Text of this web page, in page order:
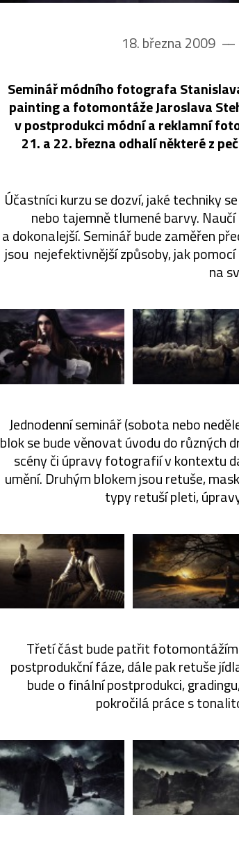
18. března 2009 ––
Seminář módního fotografa
painting a fotomontáže Jaroslava
v postprodukci módní a reklamní
21. a 22. března odhalí některé z
Účastníci kurzu se dozví, jaké techniky
nebo tajemně tlumené barvy.
a dokonalejší. Seminář bude zaměřen
jsou nejefektivnější způsoby, jak
na
Jednodenní seminář (sobota nebo
blok se bude věnovat úvodu do různých
scény či úpravy fotografií v kontextu
umění. Druhým blokem jsou retuše,
typy retuší pleti,
Třetí část bude patřit
postprodukční fáze, dále pak retuše
bude o finální postprodukci,
pokročilá práce s